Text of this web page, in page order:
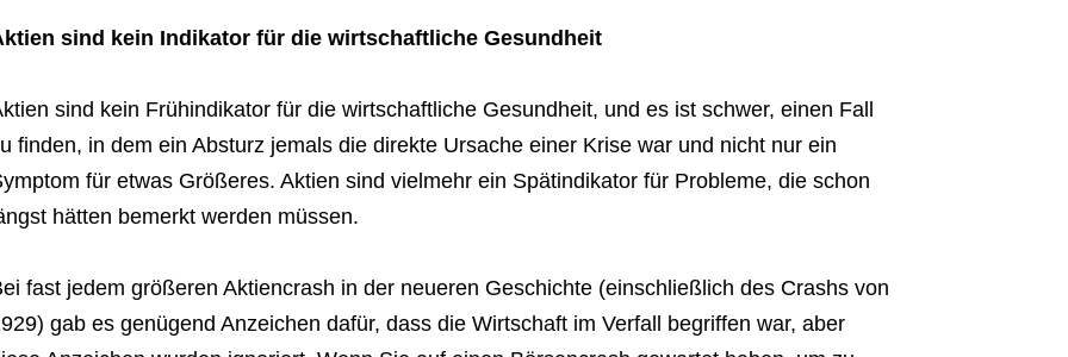
sind kein Indikator für die wirtschaftliche Gesundheit
sind kein Frühindikator für die wirtschaftliche Gesundheit, und es ist schwer, einen Fall
finden, in dem ein Absturz jemals die direkte Ursache einer Krise war und nicht nur ein
für etwas Größeres. Aktien sind vielmehr ein Spätindikator für Probleme, die schon
hätten bemerkt werden müssen.
fast jedem größeren Aktiencrash in der neueren Geschichte (einschließlich des Crashs von
gab es genügend Anzeichen dafür, dass die Wirtschaft im Verfall begriffen war, aber